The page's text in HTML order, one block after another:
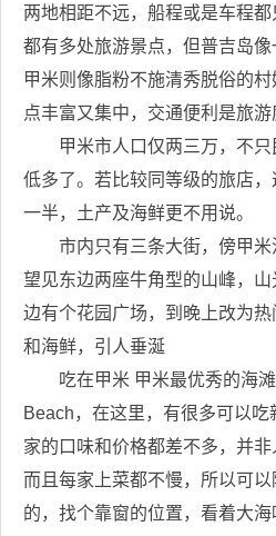
两地相距不远，船程或是车程
都有多处旅游景点，但普吉岛
甲米则像脂粉不施清秀脱俗的
点丰富又集中，交通便利是旅游
甲米市人口仅两三万，不只
低多了。若比较同等级的旅店
一半，土产及海鲜更不用说。
市内只有三条大街，傍甲米
望见东边两座牛角型的山峰，
边有个花园广场，到晚上改为
和海鲜，引人垂涎
吃在甲米 甲米最优秀的海滩
Beach，在这里，有很多可以
家的口味和价格都差不多，并非
而且每家上菜都不慢，所以可
的，找个靠窗的位置，看着大海